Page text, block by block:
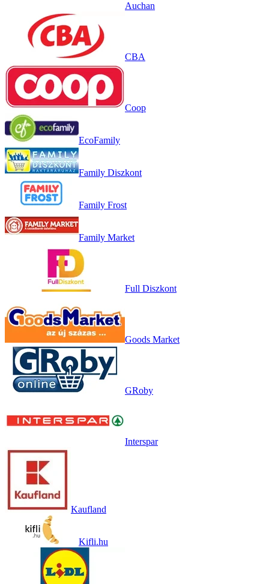
Auchan
CBA
Coop
EcoFamily
Family Diszkont
Family Frost
Family Market
Full Diszkont
Goods Market
GRoby
Interspar
Kaufland
Kifli.hu